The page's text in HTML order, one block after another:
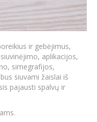
ir gebėjimus,
aplikacijos,
simegrafijos,
siuvami žaislai iš
pajausti spalvų ir